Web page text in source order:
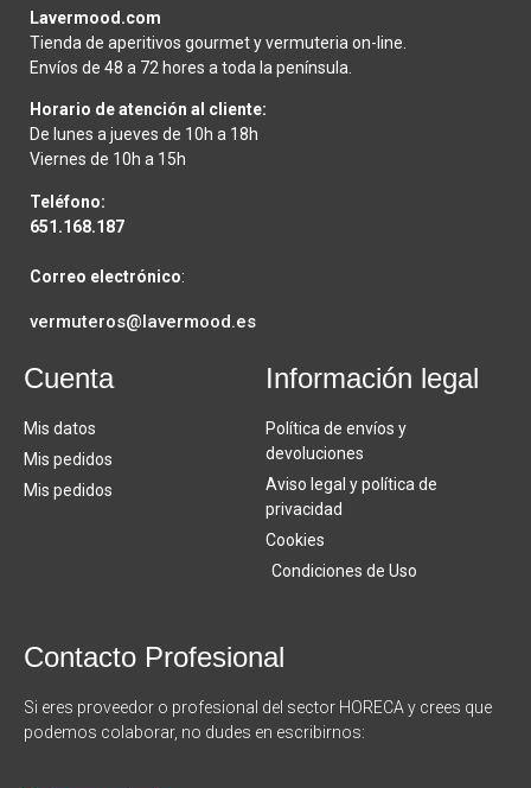
Lavermood.com
Tienda de aperitivos gourmet y vermuteria on-line.
Envíos de 48 a 72 hores a toda la península.
Horario de atención al cliente:
De lunes a jueves de 10h a 18h
Viernes de 10h a 15h
Teléfono:
651.168.187
Correo electrónico:
vermuteros@lavermood.es
Cuenta
Mis datos
Mis pedidos
Mis pedidos
Información legal
Política de envíos y
devoluciones
Aviso legal y política de
privacidad
Cookies
Condiciones de Uso
Contacto Profesional
Si eres proveedor o profesional del sector HORECA y crees que
podemos colaborar, no dudes en escribirnos: